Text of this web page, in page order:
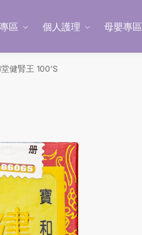
區 個人護理 母嬰專區
健腎王 100’S